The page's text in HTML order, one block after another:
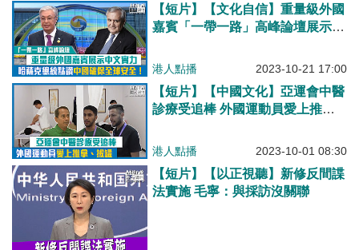
【短片】【文化自信】重量級外國
嘉賓「一帶一路」高峰論壇展示中
球安全！
港人點播 2023-10-21 17:00
【短片】【中國文化】亞運會中醫
診療受追棒 外國運動員愛上推
港人點播 2023-10-01 08:30
【短片】【以正視聽】新修反間諜
法實施 毛寧：與採訪沒關聯